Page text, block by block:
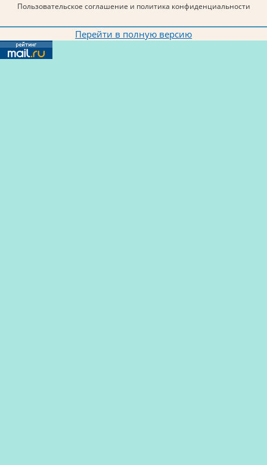
Пользовательское соглашение и политика конфиденциальности
Перейти в полную версию